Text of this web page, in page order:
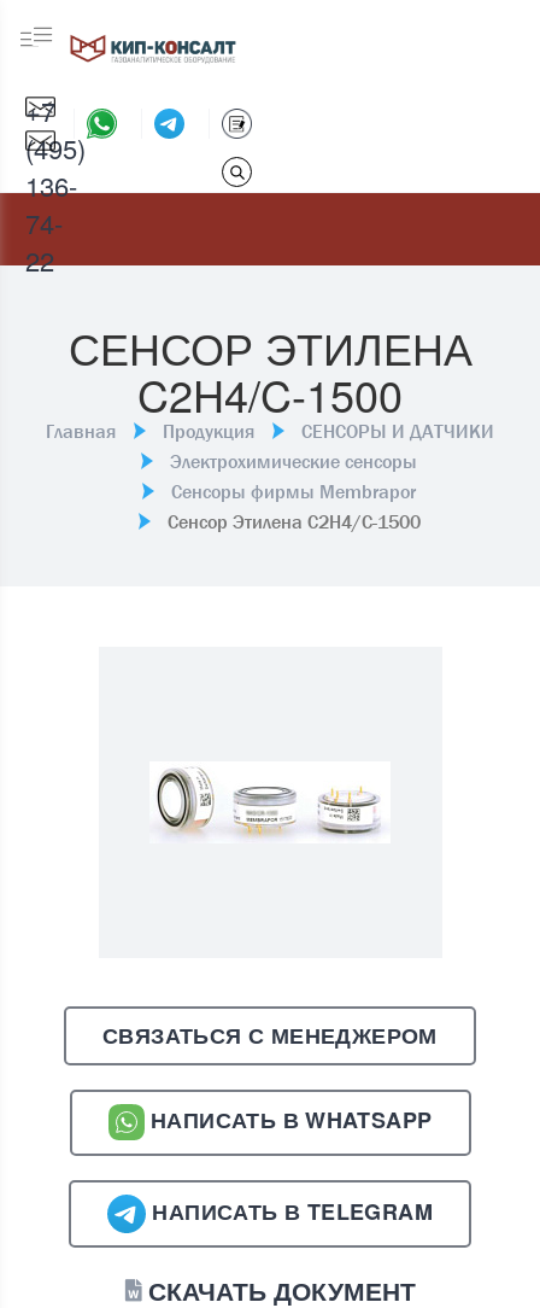
+7
(495)
136-
74-
22
СЕНСОР ЭТИЛЕНА
C2H4/C-1500
Главная Продукция
СЕНСОРЫ И ДАТЧИКИ
Электрохимические сенсоры
Сенсоры фирмы Membrapor
Сенсор Этилена C2H4/C-1500
СВЯЗАТЬСЯ С МЕНЕДЖЕРОМ
НАПИСАТЬ В WHATSAPP
НАПИСАТЬ В TELEGRAM
СКАЧАТЬ ДОКУМЕНТ